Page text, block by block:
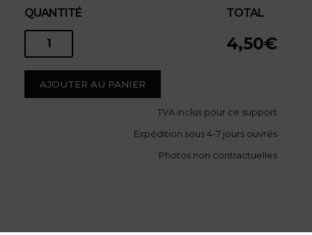
QUANTITÉ
quantité
TOTAL
4,50€
AJOUTER AU PANIER
TVA inclus pour ce support
Expédition sous 4-7 jours ouvrés
Photos non contractuelles